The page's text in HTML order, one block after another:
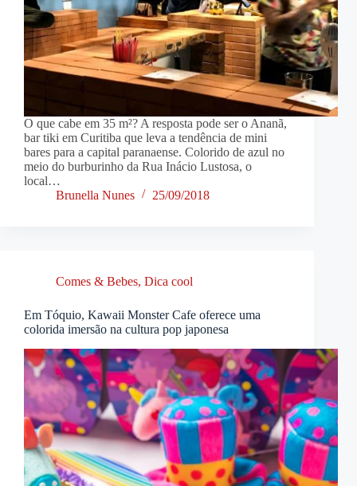
O que cabe em 35 m²? A resposta pode ser o Ananã,
bar tiki em Curitiba que leva a tendência de mini
bares para a capital paranaense. Colorido de azul no
meio do burburinho da Rua Inácio Lustosa, o
local…
Brunella Nunes
25/09/2018
Comes & Bebes, Dica cool
Em Tóquio, Kawaii Monster Cafe oferece uma
colorida imersão na cultura pop japonesa